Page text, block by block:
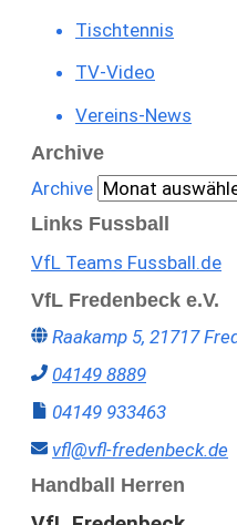
Tischtennis
TV-Video
Vereins-News
Archive
Archive
Links Fussball
VfL Teams Fussball.de
VfL Fredenbeck e.V.
Raakamp 5, 21717
04149 8889
04149 933463
vfl@vfl-fredenbeck.de
Handball Herren